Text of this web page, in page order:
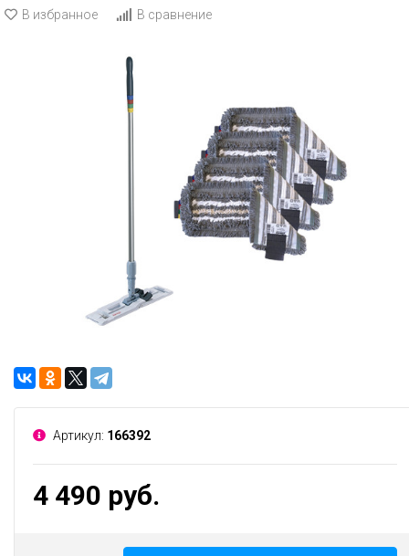
В избранное
В сравнение
Артикул: 166392
4 490 руб.